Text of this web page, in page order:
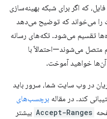
اگر برای شبکه بهینه‌سازی
که توضیح می‌دهد
می‌شود. تکه‌های رسانه
می‌شوند—احتمالاً با
خواهید آموخت.
در وب سایت شما، سرور باید
برچسب‌های
Accept-Ranges بیشتر